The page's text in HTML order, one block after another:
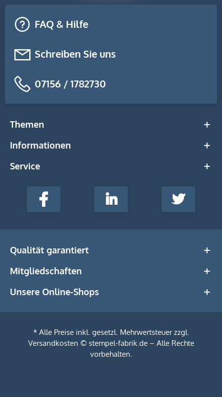
FAQ & Hilfe
Schreiben Sie uns
07156 / 1782730
Themen
Informationen
Service
stempel-
Media
Facebook LinkedIn Twitter
Qualität garantiert
Mitgliedschaften
Unsere Online-Shops
* Alle Preise inkl. gesetzl. Mehrwertsteuer zzgl.
Versandkosten © stempel-fabrik.de – Alle Rechte
vorbehalten.